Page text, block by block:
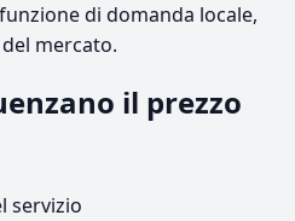
di domanda locale,
mercato.
il prezzo
servizio